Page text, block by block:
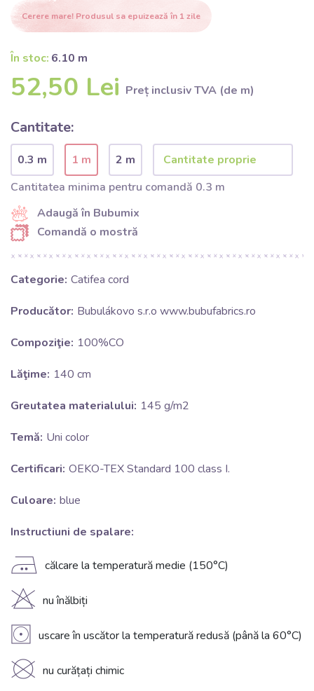
Cerere mare! Produsul sa epuizează în 1 zile
În stoc: 6.10 m
52,50 Lei Preț inclusiv TVA (de m)
Cantitate:
0.3 m 1 m
2 m
Cantitatea minima pentru comandă 0.3 m
Adaugă în Bubumix
Comandă o mostră
Categorie: Catifea cord
Producător: Bubulákovo s.r.o www.bubufabrics.ro
Compoziţie: 100%CO
Lăţime: 140 cm
Greutatea materialului: 145 g/m2
Temă: Uni color
Certificari: OEKO-TEX Standard 100 class I.
Culoare: blue
Instructiuni de spalare:
E călcare la temperatură medie (150°C)
H nu înălbiți
V uscare în uscător la temperatură redusă (până la 60°C)
K nu curățați chimic